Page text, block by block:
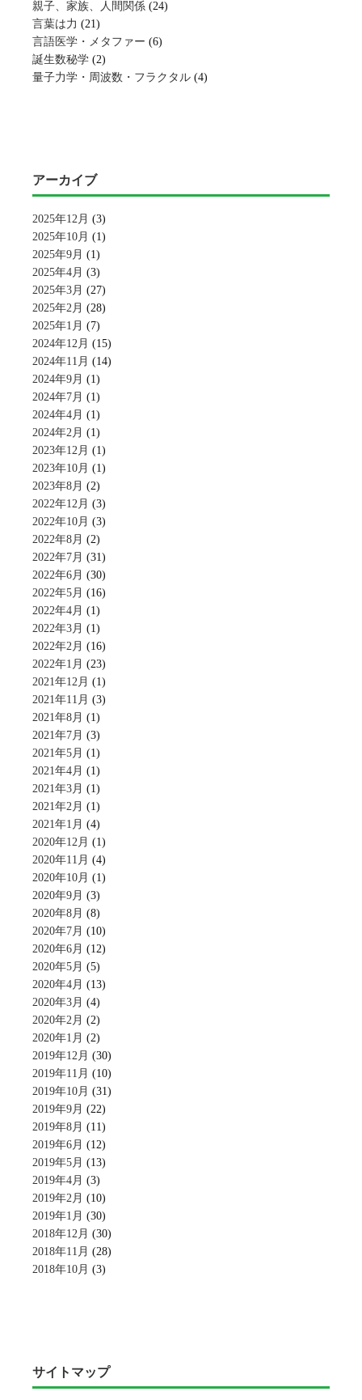
親子、家族、人間関係 (24)
言葉は力 (21)
言語医学・メタファー (6)
誕生数秘学 (2)
量子力学・周波数・フラクタル (4)
アーカイブ
2025年12月 (3)
2025年10月 (1)
2025年9月 (1)
2025年4月 (3)
2025年3月 (27)
2025年2月 (28)
2025年1月 (7)
2024年12月 (15)
2024年11月 (14)
2024年9月 (1)
2024年7月 (1)
2024年4月 (1)
2024年2月 (1)
2023年12月 (1)
2023年10月 (1)
2023年8月 (2)
2022年12月 (3)
2022年10月 (3)
2022年8月 (2)
2022年7月 (31)
2022年6月 (30)
2022年5月 (16)
2022年4月 (1)
2022年3月 (1)
2022年2月 (16)
2022年1月 (23)
2021年12月 (1)
2021年11月 (3)
2021年8月 (1)
2021年7月 (3)
2021年5月 (1)
2021年4月 (1)
2021年3月 (1)
2021年2月 (1)
2021年1月 (4)
2020年12月 (1)
2020年11月 (4)
2020年10月 (1)
2020年9月 (3)
2020年8月 (8)
2020年7月 (10)
2020年6月 (12)
2020年5月 (5)
2020年4月 (13)
2020年3月 (4)
2020年2月 (2)
2020年1月 (2)
2019年12月 (30)
2019年11月 (10)
2019年10月 (31)
2019年9月 (22)
2019年8月 (11)
2019年6月 (12)
2019年5月 (13)
2019年4月 (3)
2019年2月 (10)
2019年1月 (30)
2018年12月 (30)
2018年11月 (28)
2018年10月 (3)
サイトマップ